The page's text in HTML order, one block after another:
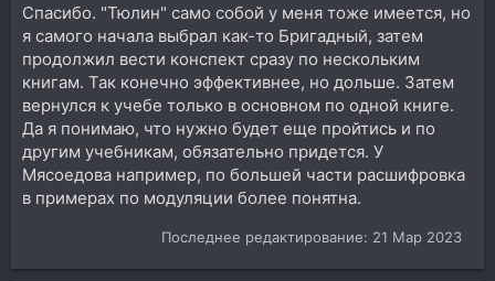
Спасибо. "Тюлин" само собой у меня тоже имеется, но
я самого начала выбрал как-то Бригадный, затем
продолжил вести конспект сразу по нескольким
книгам. Так конечно эффективнее, но дольше. Затем
вернулся к учебе только в основном по одной книге.
Да я понимаю, что нужно будет еще пройтись и по
другим учебникам, обязательно придется. У
Мясоедова например, по большей части расшифровка
в примерах по модуляции более понятна.
Последнее редактирование: 21 Мар 2023